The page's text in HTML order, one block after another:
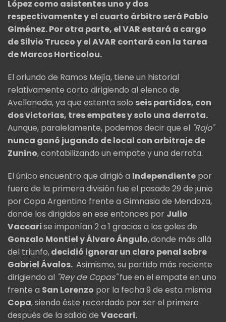
López como asistentes uno y dos
respectivamente y el cuarto árbitro será Pablo
Giménez. Por otra parte, el VAR estará a cargo
de Silvio Trucco y el AVAR contará con la tarea
de Marcos Horticolou.
El oriundo de Ramos Mejía, tiene un historial
relativamente corto dirigiendo al elenco de
Avellaneda, ya que ostenta solo seis partidos, con
dos victorias, tres empates y solo una derrota.
Aunque, paralelamente, podemos decir que el "Rojo"
nunca ganó jugando de local con arbitraje de
Zunino, contabilizando un empate y una derrota.
El único encuentro que dirigió a Independiente por
fuera de la primera división fue el pasado 29 de junio
por Copa Argentino frente a Gimnasia de Mendoza,
donde los dirigidos en ese entonces por Julio
Vaccarise imponían 2 a 1 gracias a los goles de
Gonzalo Montiel y Álvaro Ángulo,donde más allá
del triunfo,decidió ignorar un claro penal sobre
Gabriel Ávalos. Asimismo, su partido más reciente
dirigiendo al "Rey de Copas"fue en el empate en uno
frente a San Lorenzo por la fecha 9 de esta misma
Copa, siendo éste recordado por ser el primero
después de la salida de Vaccari.